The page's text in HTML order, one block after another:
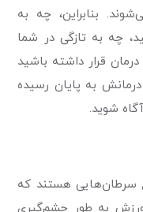
بنابراین، چه به
چه به تازگی در شما
قرار داشته باشید
به پایان رسیده
شوید.
سرطان‌هایی هستند که
به طور چشم‌گیری